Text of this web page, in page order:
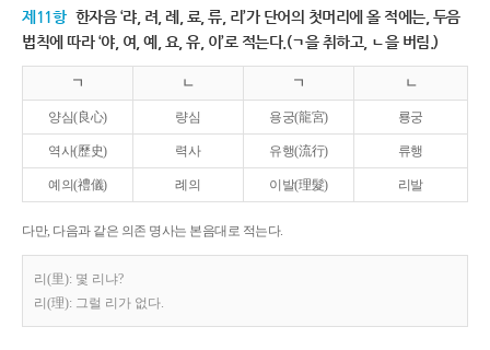
제11항 한자음 ‘랴, 려, 례, 료, 류, 리’가 단어의 첫머리에 올 적에는, 두음
법칙에 따라 ‘야, 여, 예, 요, 유, 이’로 적는다.(ㄱ을 취하고, ㄴ을 버림.)
ㄱ ㄴ ㄱ ㄴ
양심(良心) 량심 용궁(龍宮) 룡궁
역사(歷史) 력사 유행(流行) 류행
예의(禮儀) 례의 이발(理髮) 리발
다만, 다음과 같은 의존 명사는 본음대로 적는다.
리(里): 몇 리냐?
리(理): 그럴 리가 없다.